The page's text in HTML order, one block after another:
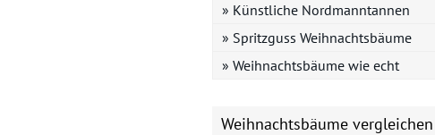
» Künstliche Nordmanntannen
» Spritzguss Weihnachtsbäume
» Weihnachtsbäume wie echt
Weihnachtsbäume vergleichen